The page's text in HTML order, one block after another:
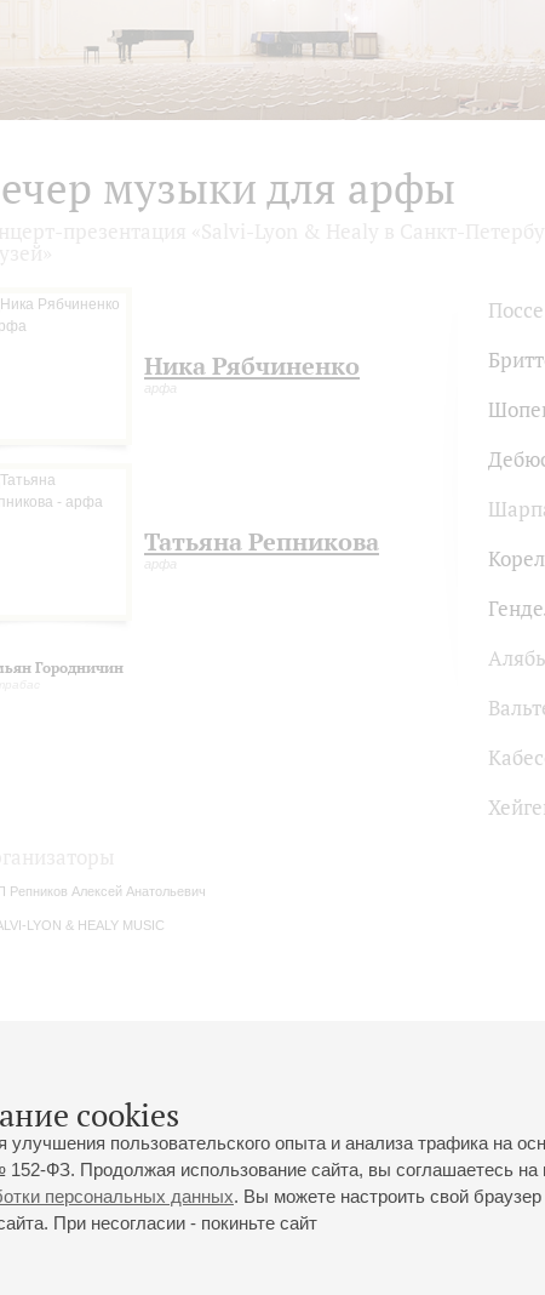
cookies
пользовательского опыта и анализа трафика на
ФЗ. Продолжая использование сайта, вы соглашаетесь
персональных данных. Вы можете настроить свой
При несогласии - покиньте сайт
музыки для арфы
Ника Рябчиненко
арфа
Татьяна Репникова
арфа
Городничин
Поссе
Репников Алексей Анатольевич
LYON & HEALY MUSIC
ул., 2